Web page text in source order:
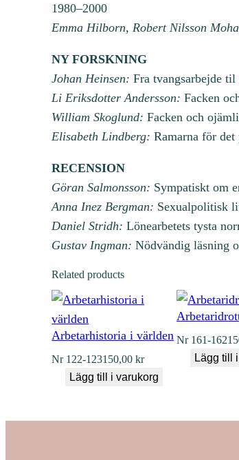
1980–2000
Emma Hilborn, Robert Nilsson
NY FORSKNING
Johan Heinsen: Fra tvangsarbejde
Li Eriksdotter Andersson: Facken
William Skoglund: Facken och
Elisabeth Lindberg: Ramarna för
RECENSION
Göran Salmonsson: Sympatiskt om
Anna Inez Bergman: Sexualpolitisk
Daniel Stridh: Lönearbetets tysta
Gustav Ingman: Nödvändig läsning
Related products
Arbetarhistoria i världen
Nr 122-123150,00kr
Lägg till i varukorg
Nr 161-162
Lägg till